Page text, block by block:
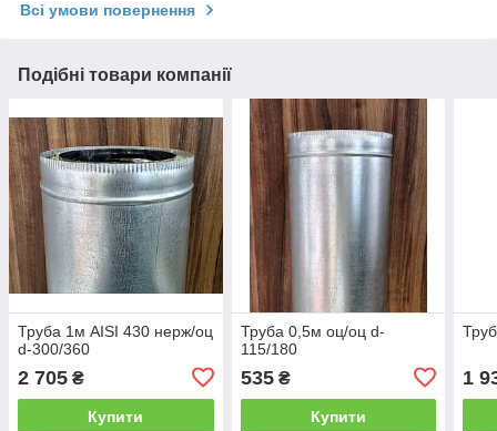
Всі умови повернення
Подібні товари компанії
Труба 1м AISI 430 нерж/оц
d-300/360
2 705 ₴
Купити
Труба 0,5м оц/оц d-
115/180
535₴
Купити
1